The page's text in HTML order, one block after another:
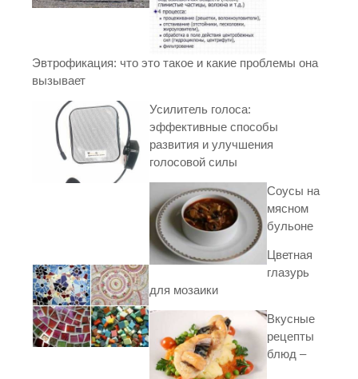
Эвтрофикация: что это такое и какие проблемы она
вызывает
Усилитель голоса:
эффективные способы
развития и улучшения
голосовой силы
Соусы на
мясном
бульоне
Цветная
глазурь
для мозаики
Вкусные
рецепты
блюд –